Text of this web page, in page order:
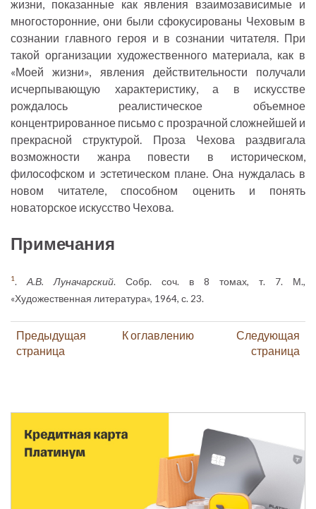
жизни, показанные как явления взаимозависимые и
многосторонние, они были сфокусированы Чеховым в
сознании главного героя и в сознании читателя. При
такой организации художественного материала, как в
«Моей жизни», явления действительности получали
исчерпывающую характеристику, а в искусстве
рождалось реалистическое объемное
концентрированное письмо с прозрачной сложнейшей и
прекрасной структурой. Проза Чехова раздвигала
возможности жанра повести в историческом,
философском и эстетическом плане. Она нуждалась в
новом читателе, способном оценить и понять
новаторское искусство Чехова.
Примечания
1. А.В. Луначарский. Собр. соч. в 8 томах, т. 7. М.,
«Художественная литература», 1964, с. 23.
Предыдущая
страница
К оглавлению
Следующая
страница